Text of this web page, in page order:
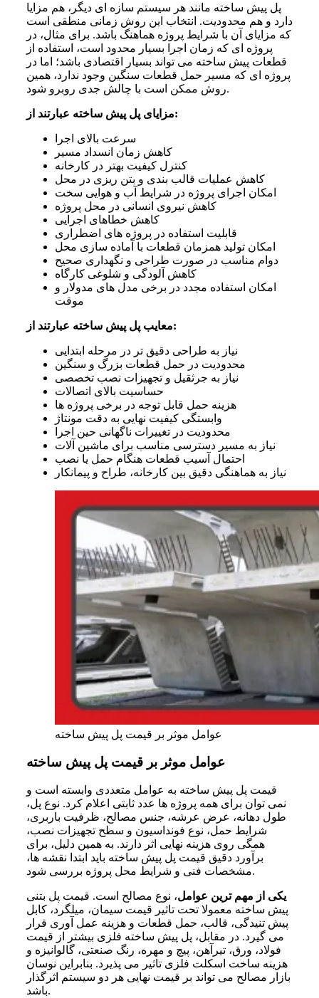
پل پیش ساخته مانند هر سیستم سازه ای دیگر، هم مزایا
دارد و هم محدودیت. انتخاب این روش زمانی منطقی است
که مزایای آن با شرایط پروژه هماهنگ باشد. برای مثال، در
پروژه ای که زمان اجرا بسیار محدود است، استفاده از
قطعات پیش ساخته می تواند بسیار اقتصادی باشد؛ اما در
پروژه ای که مسیر حمل قطعات سنگین وجود ندارد، همین
روش ممکن است با چالش جدی روبرو شود.
مزایای پل پیش ساخته عبارتند از:
سرعت بالای اجرا
کاهش زمان انسداد مسیر
کنترل کیفیت بهتر در کارخانه
کاهش عملیات قالب بندی و بتن ریزی در محل
امکان اجرای پروژه در شرایط آب و هوایی سخت
کاهش نیروی انسانی در محل پروژه
کاهش خطاهای اجرایی
قابلیت استفاده در پروژه های اضطراری
امکان تولید همزمان قطعات با آماده سازی محل
دوام مناسب در صورت طراحی و نگهداری صحیح
کاهش آلودگی و شلوغی کارگاه
امکان استفاده مجدد در برخی مدل های مدولار و
موقت
معایب پل پیش ساخته عبارتند از:
نیاز به طراحی دقیق تر در مرحله ابتدایی
محدودیت در حمل قطعات بزرگ و سنگین
نیاز به جرثقیل و تجهیزات نصب تخصصی
حساسیت بالای اتصالات
هزینه حمل قابل توجه در برخی پروژه ها
وابستگی کیفیت نهایی به دقت مونتاژ
محدودیت در تغییرات ناگهانی حین اجرا
نیاز به مسیر دسترسی مناسب برای ماشین آلات
احتمال آسیب قطعات هنگام حمل یا نصب
نیاز به هماهنگی دقیق بین کارخانه، طراح و پیمانکار
عوامل موثر بر قیمت پل پیش ساخته
عوامل موثر بر قیمت پل پیش ساخته
قیمت پل پیش ساخته به عوامل متعددی وابسته است و
نمی توان برای همه پروژه ها عدد ثابتی اعلام کرد. نوع پل،
طول دهانه، عرض عرشه، جنس مصالح، ظرفیت باربری،
شرایط حمل، نوع فونداسیون و سطح تجهیزات نصب،
همگی روی هزینه نهایی اثر دارند. به همین دلیل، برای
برآورد دقیق قیمت پل پیش ساخته باید ابتدا نقشه ها،
مشخصات فنی و شرایط محل پروژه بررسی شود.
یکی از مهم ترین عوامل، نوع مصالح است. قیمت پل بتنی
پیش ساخته معمولا تحت تاثیر قیمت سیمان، میلگرد، کابل
پیش تنیدگی، قالب، حمل قطعات و هزینه عمل آوری قرار
می گیرد. در مقابل، پل پیش ساخته فلزی بیشتر از قیمت
فولاد، ورق، تیرآهن، پیچ و مهره، رنگ صنعتی، گالوانیزه و
هزینه ساخت اسکلت فلزی تاثیر می پذیرد. بنابراین نوسان
بازار مصالح می تواند بر قیمت نهایی هر دو سیستم اثرگذار
باشد.